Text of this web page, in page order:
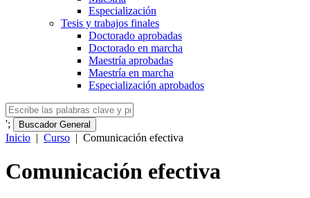
Especialización
Tesis y trabajos finales
Doctorado aprobadas
Doctorado en marcha
Maestría aprobadas
Maestría en marcha
Especialización aprobados
'; Buscador General
Inicio | Curso | Comunicación efectiva
Comunicación efectiva